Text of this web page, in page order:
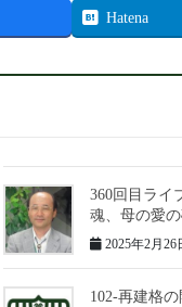
Hatena
360回目ラ
魂、母の愛
2025年2月26
102-再建格